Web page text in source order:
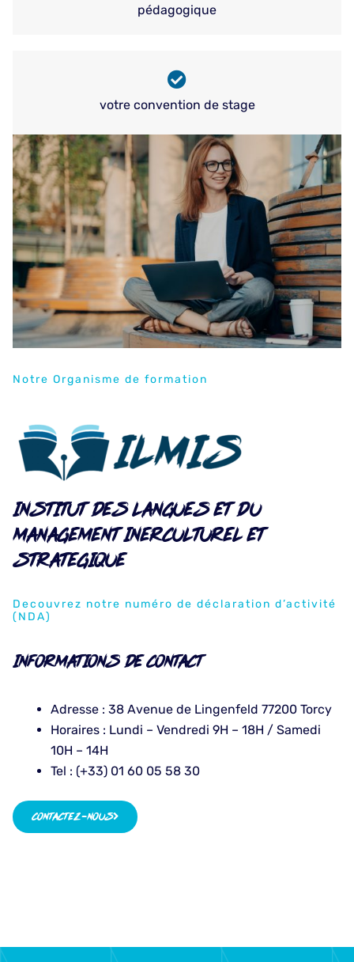
pédagogique
votre convention de stage
Notre Organisme de formation
INSTITUT DES LANGUES ET DU
MANAGEMENT INERCULTUREL ET
STRATEGIQUE
Decouvrez notre numéro de déclaration d’activité
(NDA)
INFORMATIONS DE CONTACT
Adresse : 38 Avenue de Lingenfeld 77200 Torcy
Horaires : Lundi – Vendredi 9H – 18H / Samedi
10H – 14H
Tel : (+33) 01 60 05 58 30
CONTACTEZ-NOUS